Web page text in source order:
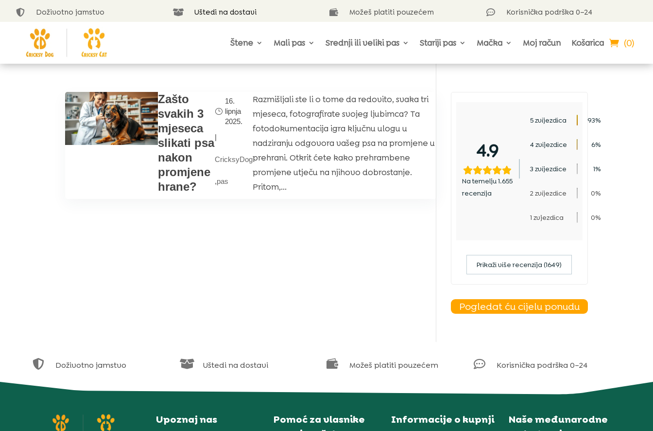
 Doživotno jamstvo  Uštedi na dostavi  Možeš platiti pouzećem  Korisnička podrška 0–24
Štene Mali pas Srednji ili veliki pas Stariji pas Mačka Moj račun Košarica (0)
Zašto
svakih 3
mjeseca
slikati psa
nakon
promjene
hrane?
16.
lipnja
2025.
|
CricksyDog
,pas
Razmišljali ste li o tome da redovito, svaka tri
mjeseca, fotografirate svojeg ljubimca? Ta
fotodokumentacija igra ključnu ulogu u
nadziranju odgovora vašeg psa na promjene u
prehrani. Otkrit ćete kako prehrambene
promjene utječu na njihovo dobrostanje.
Pritom,...
4.9
Na temelju 1.655
recenzija
5 zvijezdica 93%
4 zvijezdice 6%
3 zvijezdice 1%
2 zvijezdice 0%
1 zvjezdica 0%
Prikaži više recenzija (1649)
Pogledat ću cijelu ponudu
 Doživotno jamstvo  Uštedi na dostavi  Možeš platiti pouzećem  Korisnička podrška 0–24
Upoznaj nas
Pomoć za vlasnike
Informacije o kupnji
Naše međunarodne